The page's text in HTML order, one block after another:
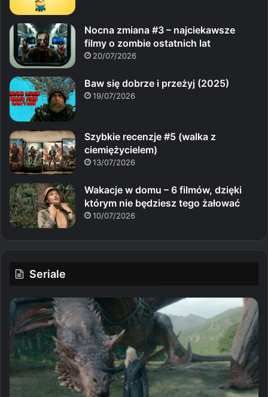
Nocna zmiana #3 – najciekawsze
filmy o zombie ostatnich lat
20/07/2026
Baw się dobrze i przeżyj (2025)
19/07/2026
Szybkie recenzje #5 (walka z
ciemiężycielem)
13/07/2026
Wakacje w domu – 6 filmów, dzięki
którym nie będziesz tego żałować
10/07/2026
Seriale